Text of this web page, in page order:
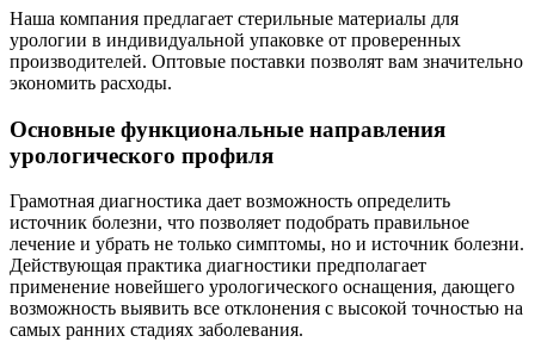
Наша компания предлагает стерильные материалы для
урологии в индивидуальной упаковке от проверенных
производителей. Оптовые поставки позволят вам значительно
экономить расходы.
Основные функциональные направления
урологического профиля
Грамотная диагностика дает возможность определить
источник болезни, что позволяет подобрать правильное
лечение и убрать не только симптомы, но и источник болезни.
Действующая практика диагностики предполагает
применение новейшего урологического оснащения, дающего
возможность выявить все отклонения с высокой точностью на
самых ранних стадиях заболевания.